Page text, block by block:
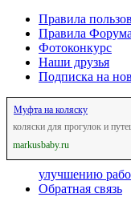
Правила
Правила
Фотоконкурс
Наши друзья
Подписка на
Муфта на коляску
коляски для прогулок и
markusbaby.ru
улучшению
Обратная связь